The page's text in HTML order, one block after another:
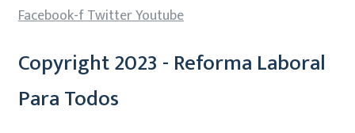
Facebook-fTwitterYoutube
Copyright 2023 - Reforma Laboral
Para Todos